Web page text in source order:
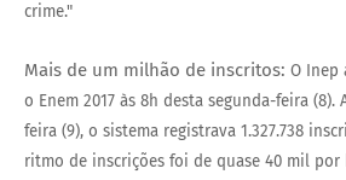
crime."
Mais de um milhão de inscritos: O Inep
o Enem 2017 às 8h desta segunda-feira (8).
feira (9), o sistema registrava 1.327.738
ritmo de inscrições foi de quase 40 mil por